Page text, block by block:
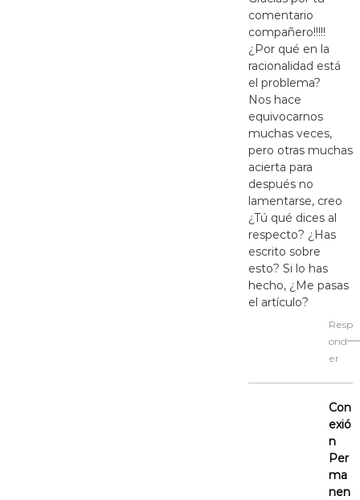
comentario
compañero!!!!!
¿Por qué en la
racionalidad está
el problema?
Nos hace
equivocarnos
muchas veces,
pero otras muchas
acierta para
después no
lamentarse, creo
¿Tú qué dices al
respecto? ¿Has
escrito sobre
esto? Si lo has
hecho, ¿Me pasas
el artículo?
Resp
ond
er
Con
exió
n
Per
ma
nen